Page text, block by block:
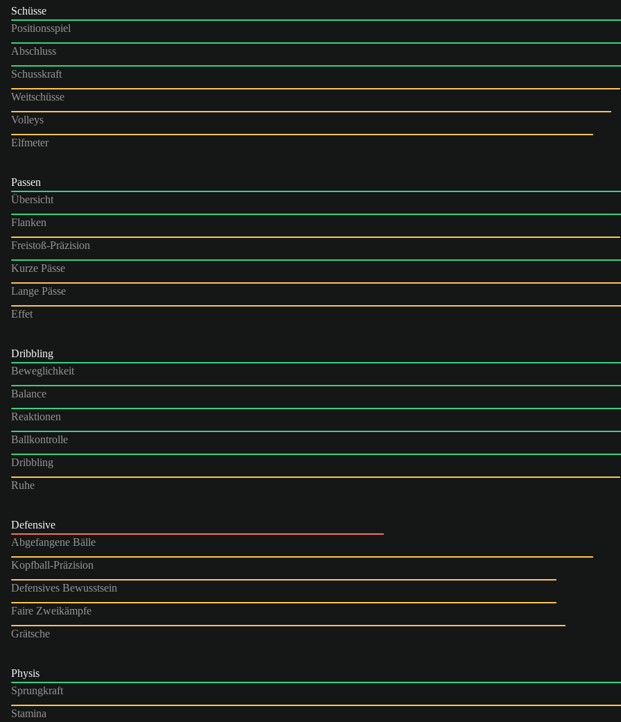
Schüsse
Positionsspiel
Abschluss
Schusskraft
Weitschüsse
Volleys
Elfmeter
Passen
Übersicht
Flanken
Freistoß-Präzision
Kurze Pässe
Lange Pässe
Effet
Dribbling
Beweglichkeit
Balance
Reaktionen
Ballkontrolle
Dribbling
Ruhe
Defensive
Abgefangene Bälle
Kopfball-Präzision
Defensives Bewusstsein
Faire Zweikämpfe
Grätsche
Physis
Sprungkraft
Stamina